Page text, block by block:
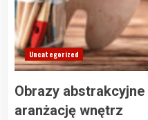
Uncategorized
Obrazy abstrakcyjne
aranżację wnętrz